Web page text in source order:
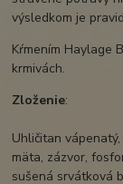
výsledkom je
Kŕmením Haylage
krmivách.
Zloženie:
Uhličitan
mäta, zázvor,
sušená srvátková